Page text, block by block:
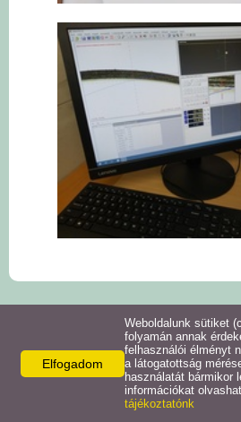
SZA-MA-TECH KFT.
9700 Szombathely,
Elfogadom
Weboldalunk sütiket
folyamán annak
felhasználói élményt
a látogatottság
használatát bármikor
információkat
tájékoztatónk